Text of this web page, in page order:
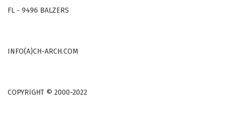
FL - 9496 BALZERS
INFO(A)CH-ARCH.COM
COPYRIGHT © 2000-2022